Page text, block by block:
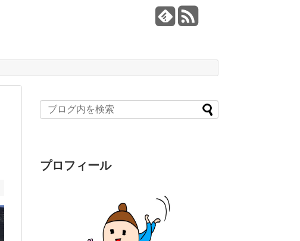
プロフィール